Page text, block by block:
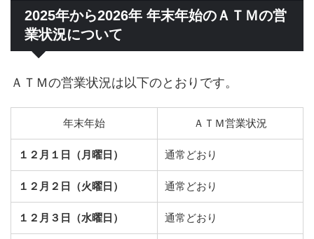
2025年から2026年 年末年始のＡＴＭの営
業状況について
ＡＴＭの営業状況は以下のとおりです。
年末年始 ＡＴＭ営業状況
１２月１日（月曜日） 通常どおり
１２月２日（火曜日） 通常どおり
１２月３日（水曜日） 通常どおり